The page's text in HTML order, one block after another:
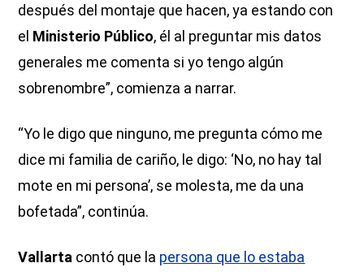
después del montaje que hacen, ya estando con
el Ministerio Público, él al preguntar mis datos
generales me comenta si yo tengo algún
sobrenombre”, comienza a narrar.
“Yo le digo que ninguno, me pregunta cómo me
dice mi familia de cariño, le digo: ‘No, no hay tal
mote en mi persona’, se molesta, me da una
bofetada”, continúa.
Vallarta contó que la persona que lo estaba